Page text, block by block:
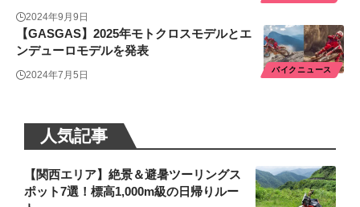
2024年9月9日
バイクニュース
【GASGAS】2025年モトクロスモデルとエ
ンデューロモデルを発表
2024年7月5日
人気記事
【関西エリア】絶景＆避暑ツーリングス
ポット7選！標高1,000m級の日帰りルー